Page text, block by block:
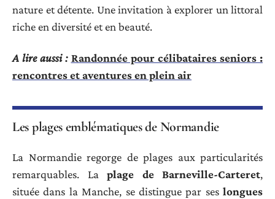
nature et détente. Une invitation à explorer un littoral
riche en diversité et en beauté.
A lire aussi : Randonnée pour célibataires seniors :
rencontres et aventures en plein air
Les plages emblématiques de Normandie
La Normandie regorge de plages aux particularités
remarquables. La plage de Barneville-Carteret,
située dans la Manche, se distingue par ses longues